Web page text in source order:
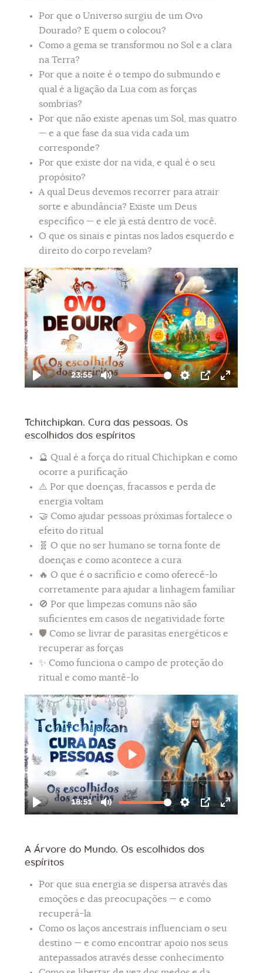
Por que o Universo surgiu de um Ovo
Dourado? E quem o colocou?
Como a gema se transformou no Sol e a clara
na Terra?
Por que a noite é o tempo do submundo e
qual é a ligação da Lua com as forças
sombrias?
Por que não existe apenas um Sol, mas quatro
— e a que fase da sua vida cada um
corresponde?
Por que existe dor na vida, e qual é o seu
propósito?
A qual Deus devemos recorrer para atrair
sorte e abundância? Existe um Deus
específico — e ele já está dentro de você.
O que os sinais e pintas nos lados esquerdo e
direito do corpo revelam?
Tchitchipkan. Cura das pessoas. Os
escolhidos dos espíritos
🔮 Qual é a força do ritual Chichipkan e como
ocorre a purificação
⚠️ Por que doenças, fracassos e perda de
energia voltam
🤝 Como ajudar pessoas próximas fortalece o
efeito do ritual
🧬 O que no ser humano se torna fonte de
doenças e como acontece a cura
🔥 O que é o sacrifício e como oferecê-lo
corretamente para ajudar a linhagem familiar
🚫 Por que limpezas comuns não são
suficientes em casos de negatividade forte
🛡 Como se livrar de parasitas energéticos e
recuperar as forças
✨ Como funciona o campo de proteção do
ritual e como mantê-lo
A Árvore do Mundo. Os escolhidos dos
espíritos
Por que sua energia se dispersa através das
emoções e das preocupações — e como
recuperá-la
Como os laços ancestrais influenciam o seu
destino — e como encontrar apoio nos seus
antepassados através desse conhecimento